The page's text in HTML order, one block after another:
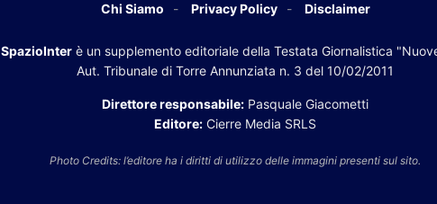
Chi Siamo Privacy Policy Disclaimer
SpazioInterè un supplemento editoriale della Testata Giornalistica
Aut. Tribunale di Torre Annunziata n. 3 del 10/02/2011
Direttore responsabile: Pasquale Giacometti
Editore: Cierre Media SRLS
Photo Credits: l’editore ha i diritti di utilizzo delle immagini presenti sul sito.